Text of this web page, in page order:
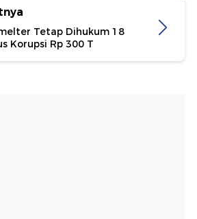
Tetap Dihukum 18
Korupsi Rp 300 T